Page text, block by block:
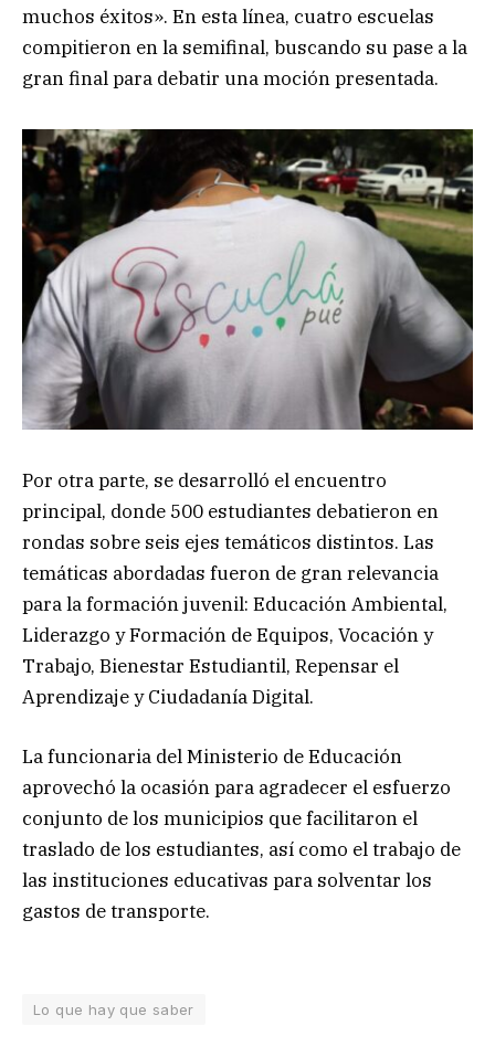
muchos éxitos». En esta línea, cuatro escuelas
compitieron en la semifinal, buscando su pase a la
gran final para debatir una moción presentada.
Por otra parte, se desarrolló el encuentro
principal, donde 500 estudiantes debatieron en
rondas sobre seis ejes temáticos distintos. Las
temáticas abordadas fueron de gran relevancia
para la formación juvenil: Educación Ambiental,
Liderazgo y Formación de Equipos, Vocación y
Trabajo, Bienestar Estudiantil, Repensar el
Aprendizaje y Ciudadanía Digital.
La funcionaria del Ministerio de Educación
aprovechó la ocasión para agradecer el esfuerzo
conjunto de los municipios que facilitaron el
traslado de los estudiantes, así como el trabajo de
las instituciones educativas para solventar los
gastos de transporte.
Lo que hay que saber